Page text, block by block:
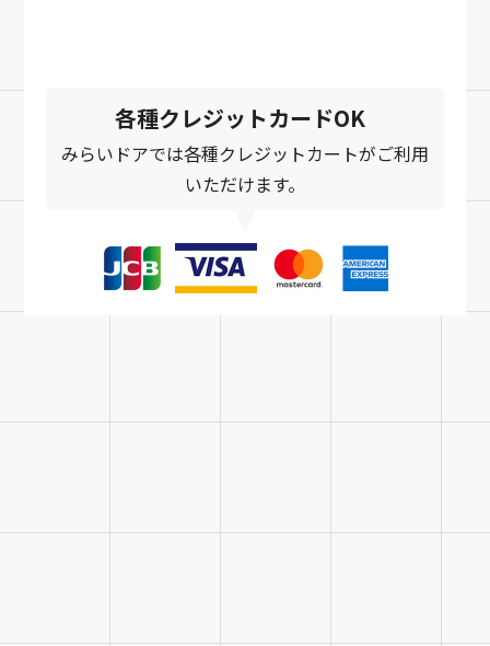
各種クレジットカードOK
みらいドアでは各種クレジットカートがご利用
いただけます。